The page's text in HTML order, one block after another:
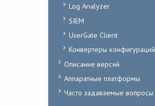
Log Analyzer
SIEM
UserGate Client
Конвертеры конфигураций
Описание версий
Аппаратные платформы
Часто задаваемые вопросы